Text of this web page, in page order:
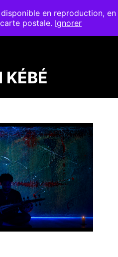
en reproduction, en
postale. Ignorer
KÉBÉ